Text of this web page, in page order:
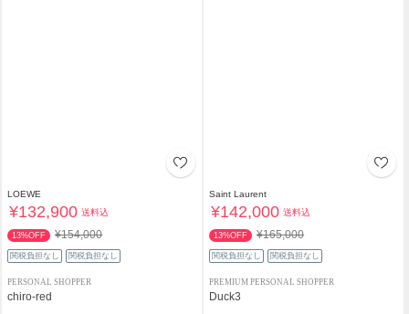
LOEWE
¥132,900 送料込
13%OFF ¥154,000
関税負担なし 関税負担なし
PERSONAL SHOPPER
chiro-red
Saint Laurent
¥142,000 送料込
13%OFF ¥165,000
関税負担なし 関税負担なし
PREMIUM PERSONAL SHOPPER
Duck3